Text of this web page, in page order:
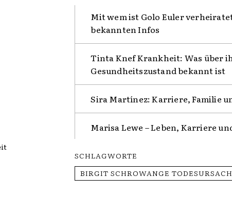
Mit wem ist Golo Euler
bekannten Infos
Tinta Knef Krankheit: Was über
Gesundheitszustand bekannt ist
Sira Martínez: Karriere, Familie
Marisa Lewe – Leben, Karriere
SCHLAGWORTE
BIRGIT SCHROWANGE